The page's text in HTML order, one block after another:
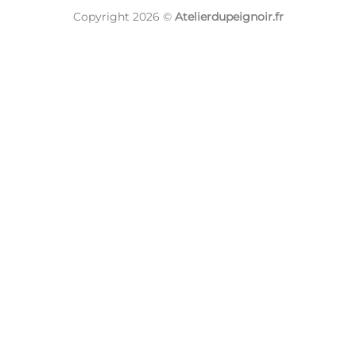
Copyright 2026 © Atelierdupeignoir.fr